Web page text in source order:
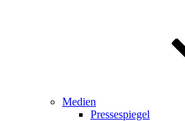
Medien
Pressespiegel